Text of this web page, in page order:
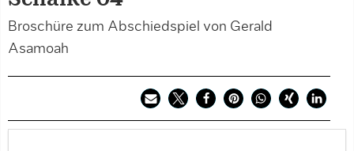
Broschüre zum Abschiedspiel von Gerald
Asamoah